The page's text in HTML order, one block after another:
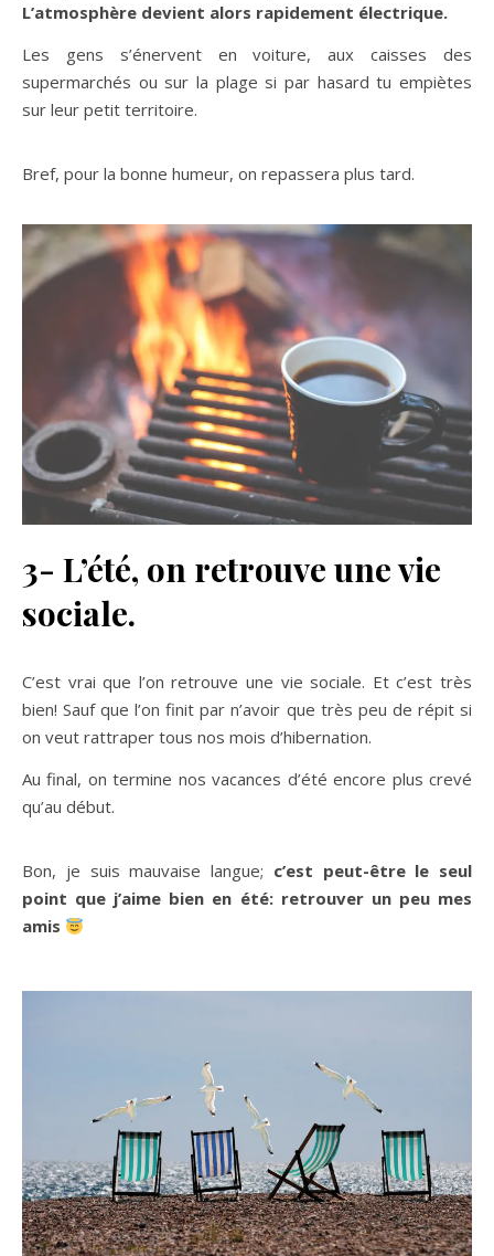
L’atmosphère devient alors rapidement électrique.
Les gens s’énervent en voiture, aux caisses des
supermarchés ou sur la plage si par hasard tu empiètes
sur leur petit territoire.
Bref, pour la bonne humeur, on repassera plus tard.
3- L’été, on retrouve une vie
sociale.
C’est vrai que l’on retrouve une vie sociale. Et c’est très
bien! Sauf que l’on finit par n’avoir que très peu de répit si
on veut rattraper tous nos mois d’hibernation.
Au final, on termine nos vacances d’été encore plus crevé
qu’au début.
Bon, je suis mauvaise langue; c’est peut-être le seul
point que j’aime bien en été: retrouver un peu mes
amis